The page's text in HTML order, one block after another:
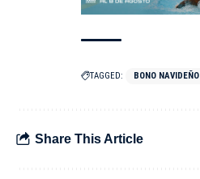
TAGGED: BONO NAVIDEÑO
Share This Article